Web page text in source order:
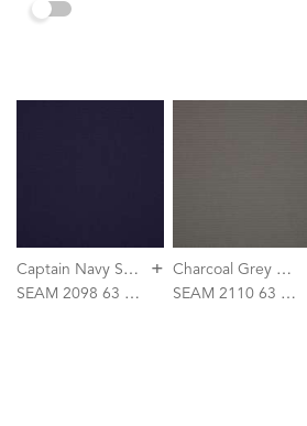
+
C
aptain Navy SeaMark
SEAM 2098 63 152
C
harcoal Grey SeaMark
SEAM 2110 63 152